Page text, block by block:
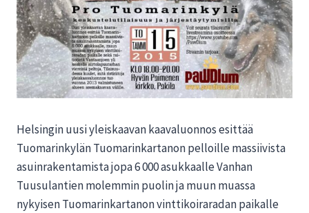
Helsingin uusi yleiskaavan kaavaluonnos esittää
Tuomarinkylän Tuomarinkartanon pelloille massiivista
asuinrakentamista jopa 6 000 asukkaalle Vanhan
Tuusulantien molemmin puolin ja muun muassa
nykyisen Tuomarinkartanon vinttikoiraradan paikalle